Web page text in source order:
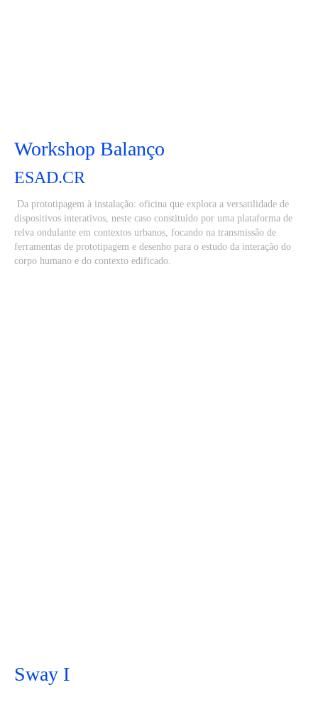
Workshop Balanço
ESAD.CR
Da prototipagem à instalação: oficina que explora a versatilidade de
dispositivos interativos, neste caso constituído por uma plataforma de
relva ondulante em contextos urbanos, focando na transmissão de
ferramentas de prototipagem e desenho para o estudo da interação do
corpo humano e do contexto edificado.
Sway I